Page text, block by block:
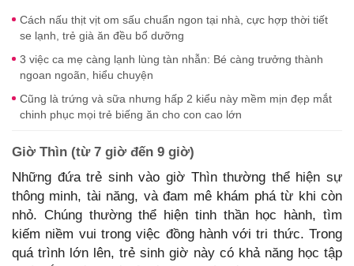
Cách nấu thịt vịt om sấu chuẩn ngon tại nhà, cực hợp thời tiết
se lạnh, trẻ già ăn đều bổ dưỡng
3 việc ca mẹ càng lạnh lùng tàn nhẫn: Bé càng trưởng thành
ngoan ngoãn, hiểu chuyện
Cũng là trứng và sữa nhưng hấp 2 kiểu này mềm mịn đẹp mắt
chinh phục mọi trẻ biếng ăn cho con cao lớn
Giờ Thìn (từ 7 giờ đến 9 giờ)
Những đứa trẻ sinh vào giờ Thìn thường thể hiện sự
thông minh, tài năng, và đam mê khám phá từ khi còn
nhỏ. Chúng thường thể hiện tinh thần học hành, tìm
kiếm niềm vui trong việc đồng hành với tri thức. Trong
quá trình lớn lên, trẻ sinh giờ này có khả năng học tập